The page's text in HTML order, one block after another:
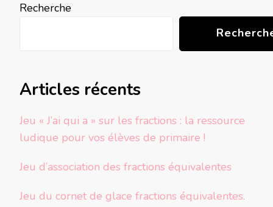
Recherche
Articles récents
Jeu « J’ai qui a » sur les fractions : la ressource
ludique pour vos élèves de primaire !
Jeu d’association des fractions équivalentes
Jeu du cornet de glace fractions équivalentes.